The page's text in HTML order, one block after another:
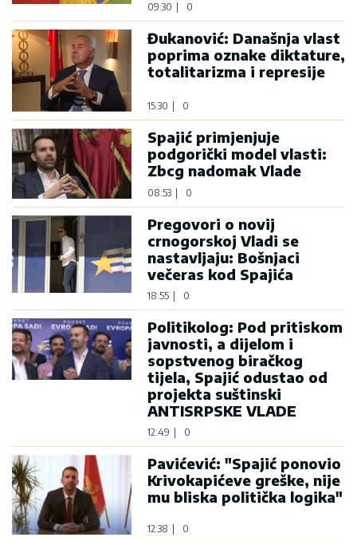
09:30 0
Đukanović: Današnja vlast
poprima oznake diktature,
totalitarizma i represije
15:30 0
Spajić primjenjuje
podgorički model vlasti:
Zbcg nadomak Vlade
08:53 0
Pregovori o novij
crnogorskoj Vladi se
nastavljaju: Bošnjaci
večeras kod Spajića
18:55 0
Politikolog: Pod pritiskom
javnosti, a dijelom i
sopstvenog biračkog
tijela, Spajić odustao od
projekta suštinski
ANTISRPSKE VLADE
12:49 0
Pavićević: "Spajić ponovio
Krivokapićeve greške, nije
mu bliska politička logika"
12:38 0